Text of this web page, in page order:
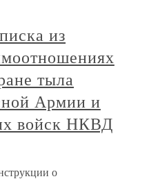
из
тыла
Армии и
войск НКВД
о